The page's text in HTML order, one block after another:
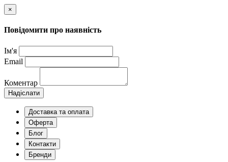
×
Повідомити про наявність
Ім'я
Email
Коментар
Надіслати
Доставка та оплата
Оферта
Блог
Контакти
Бренди